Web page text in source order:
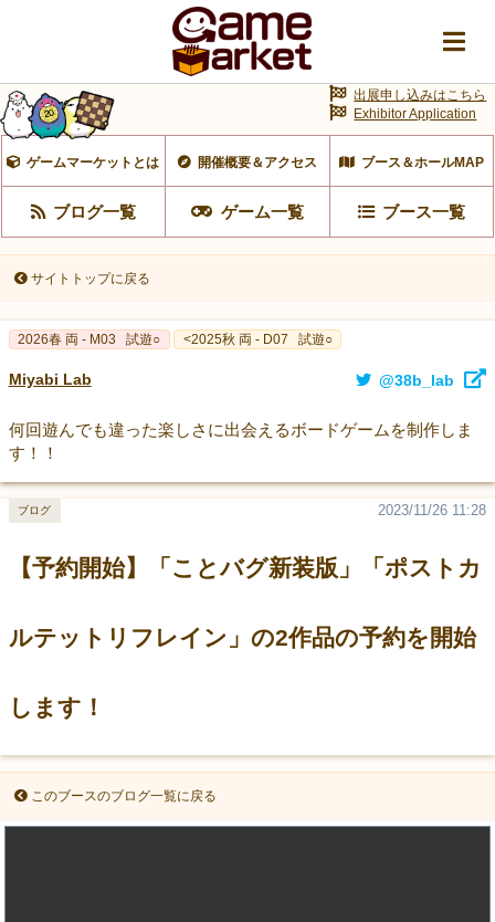
ゲームマーケットとは 開催概要＆アクセス ブース＆ホールMAP
ブログ一覧 ゲーム一覧 ブース一覧
出展申し込みはこちら
Exhibitor Application
サイトトップに戻る
2026春 両 - M03 試遊○ <2025秋 両 - D07 試遊○
Miyabi Lab @38b_lab
何回遊んでも違った楽しさに出会えるボードゲームを制作しま
す！！
【予約開始】「ことバグ新装版」「ポストカ
ルテットリフレイン」の2作品の予約を開始
します！
2023/11/26 11:28
ブログ
このブースのブログ一覧に戻る